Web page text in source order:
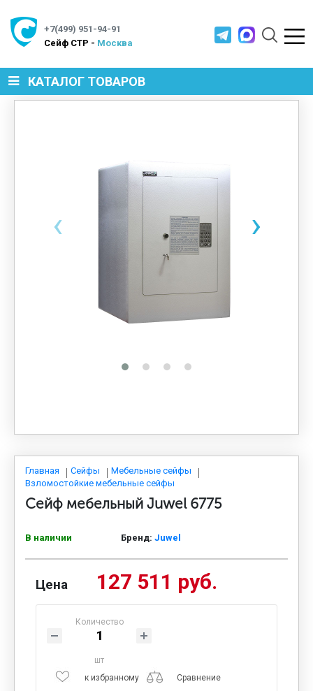
+7(499) 951-94-91
Cейф СТР - Москва
КАТАЛОГ ТОВАРОВ
МЕТАЛЛИЧЕСКАЯ МЕБЕЛЬ
МЕТАЛЛИЧЕСКИЕ СТЕЛЛАЖИ
МЕДИЦИНСКАЯ МЕБЕЛЬ
СИСТЕМЫ ХРАНЕНИЯ
МЕБЕЛЬ ДЛЯ ДОМА
‹ ›
Главная Сейфы
Мебельные сейфы
Взломостойкие мебельные сейфы
Сейф мебельный Juwel 6775
В наличии Бренд: Juwel
Цена 127 511 руб.
Количество
шт
к избранному
Сравнение